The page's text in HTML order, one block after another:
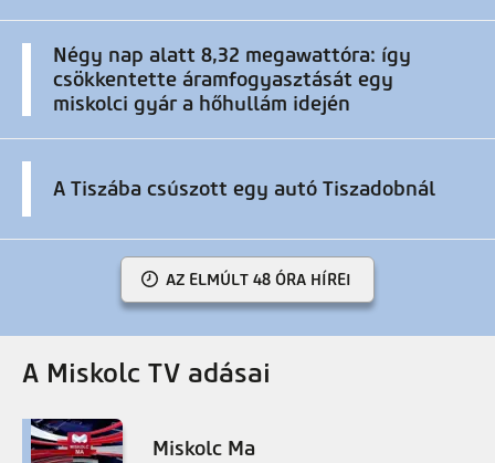
Négy nap alatt 8,32 megawattóra: így
csökkentette áramfogyasztását egy
miskolci gyár a hőhullám idején
A Tiszába csúszott egy autó Tiszadobnál
AZ ELMÚLT 48 ÓRA HÍREI
A Miskolc TV adásai
Miskolc Ma